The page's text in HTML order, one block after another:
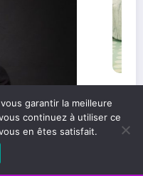
pour réussir
garantir la meilleure
continuez à utiliser ce
en êtes satisfait.